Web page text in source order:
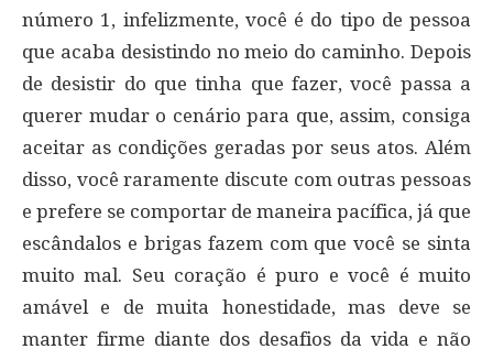
número 1, infelizmente, você é do tipo de pessoa
que acaba desistindo no meio do caminho. Depois
de desistir do que tinha que fazer, você passa a
querer mudar o cenário para que, assim, consiga
aceitar as condições geradas por seus atos. Além
disso, você raramente discute com outras pessoas
e prefere se comportar de maneira pacífica, já que
escândalos e brigas fazem com que você se sinta
muito mal. Seu coração é puro e você é muito
amável e de muita honestidade, mas deve se
manter firme diante dos desafios da vida e não